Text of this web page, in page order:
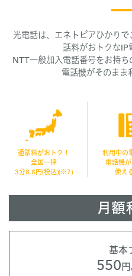
光電話は、エネトピアひかり
話料がおトクなIP
NTT一般加入電話番号をお持ち
電話機がそのま
通話料がおトク！
全国一律
3分8.8円(税込)(※7)
利用中の
電話機
使え
月額
基本
550